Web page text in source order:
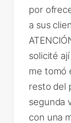
por
a sus
solicité
me tomó
resto del
segunda
con una